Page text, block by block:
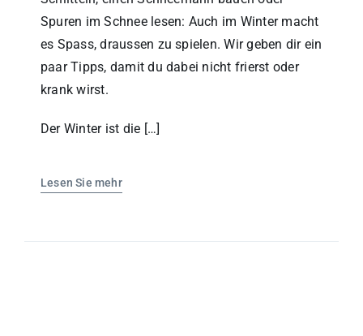
Spuren im Schnee lesen: Auch im Winter macht
es Spass, draussen zu spielen. Wir geben dir ein
paar Tipps, damit du dabei nicht frierst oder
krank wirst.
Der Winter ist die […]
Lesen Sie mehr